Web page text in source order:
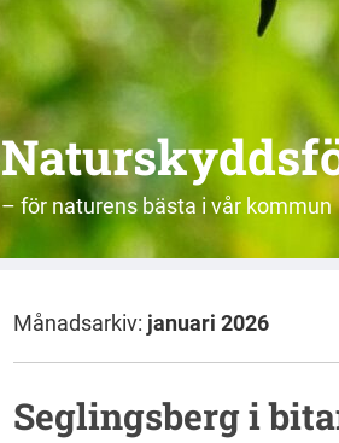
– för naturens bästa i vår kommun
Månadsarkiv: januari 2026
Seglingsberg i